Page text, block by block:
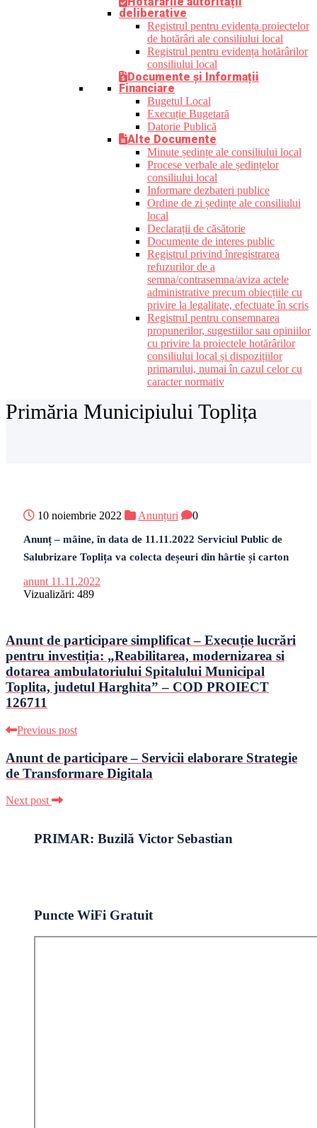
deliberative
Registrul pentru evidența proiectelor
de hotărâri ale consiliului local
Registrul pentru evidența hotărârilor
consiliului local
Documente și Informații
Financiare
Bugetul Local
Execuție Bugetară
Datorie Publică
Alte Documente
Minute ședințe ale consiliului local
Procese verbale ale ședințelor
consiliului local
Informare dezbateri publice
Ordine de zi ședințe ale consiliului
local
Declarații de căsătorie
Documente de interes public
Registrul privind înregistrarea
refuzurilor de a
semna/contrasemna/aviza actele
administrative precum obiecțiile cu
privire la legalitate, efectuate în scris
Registrul pentru consemnarea
propunerilor, sugestiilor sau opiniilor
cu privire la proiectele hotărârilor
consiliului local și dispozițiilor
primarului, numai în cazul celor cu
caracter normativ
Primăria Municipiului Toplița
10 noiembrie 2022 Anunțuri 0
Anunț – mâine, în data de 11.11.2022 Serviciul Public de
Salubrizare Toplița va colecta deșeuri din hârtie și carton
anunt 11.11.2022
Vizualizări: 489
Anunt de participare simplificat – Execuție lucrări
pentru investiția: „Reabilitarea, modernizarea si
dotarea ambulatoriului Spitalului Municipal
Toplita, judetul Harghita” – COD PROIECT
126711
Previous post
Anunt de participare – Servicii elaborare Strategie
de Transformare Digitala
Next post
PRIMAR: Buzilă Victor Sebastian
Puncte WiFi Gratuit